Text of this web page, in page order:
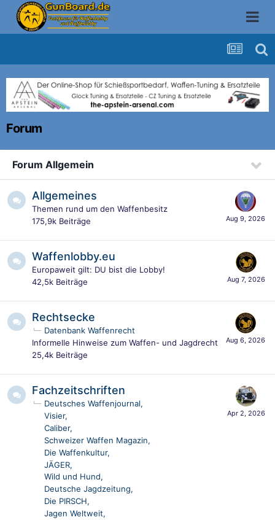
Forum
Forum Allgemein
Allgemeines
Themen rund um den Waffenbesitz
175,9k Beiträge
Waffenlobby.eu
Europaweit gilt: DU bist die Lobby!
42,5k Beiträge
Rechtsecke
Datenbank Waffenrecht
Informelle Hinweise zum Waffen- und Jagdrecht
25,4k Beiträge
Fachzeitschriften
Deutsches Waffenjournal
Visier
Caliber
Schweizer Waffen Magazin
Die Waffenkultur
JÄGER
Wild und Hund
Deutsche Jagdzeitung
Die PIRSCH
Jagen Weltweit